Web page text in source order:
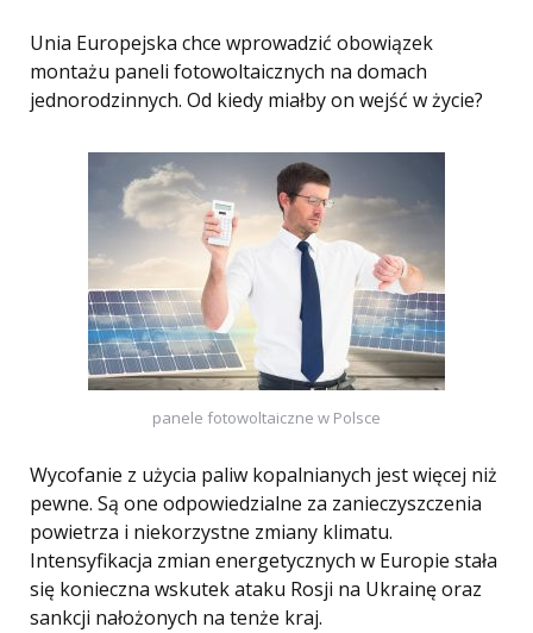
Unia Europejska chce wprowadzić obowiązek
montażu paneli fotowoltaicznych na domach
jednorodzinnych. Od kiedy miałby on wejść w życie?
panele fotowoltaiczne w Polsce
Wycofanie z użycia paliw kopalnianych jest więcej niż
pewne. Są one odpowiedzialne za zanieczyszczenia
powietrza i niekorzystne zmiany klimatu.
Intensyfikacja zmian energetycznych w Europie stała
się konieczna wskutek ataku Rosji na Ukrainę oraz
sankcji nałożonych na tenże kraj.